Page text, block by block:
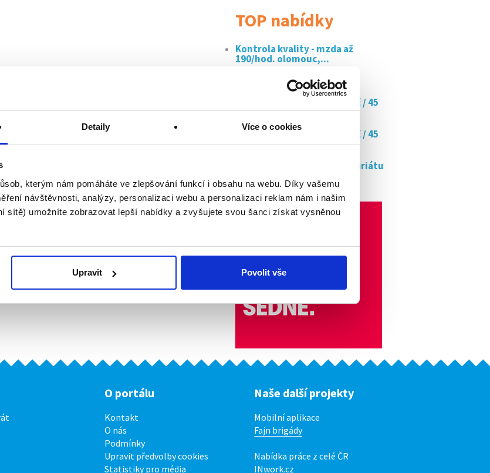
Detaily Více o cookies
kterým nám pomáháte ve zlepšování funkcí i obsahu na webu. Díky vašemu
návštěvnosti, analýzy, personalizaci webu a personalizaci reklam nám i našim
sítě) umožníte zobrazovat lepší nabídky a zvyšujete svou šanci získat vysněnou
Upravit Povolit vše
TOP nabídky
Kontrola kvality - mzda až
190/hod. olomouc,...
Uklízeč/ka kanceláří
Doučujte s námi až za 350 kč / 45
min
Doučujte s námi až za 350 kč / 45
min
Pracovník na skladě antikvariátu
O portálu
Kontakt
O nás
Podmínky
Upravit předvolby cookies
Statistiky pro média
Naše další projekty
Mobilní aplikace
Fajn brigády
Nabídka práce z celé ČR
INwork.cz